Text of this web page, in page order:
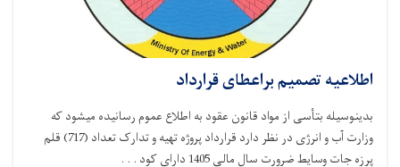
تصمیم براعطای قرارداد
بتأسی از مواد قانون عقود به اطلاع عموم رسانیده میشود که
وزارت آب و انرژی در نظر دارد قرارداد پروژه تهیه و تدارک تعداد (717) قلم
وسایط ضرورت سال مالی 1405 دارای کود . . .